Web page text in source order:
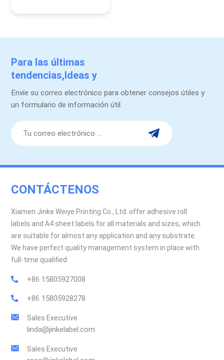
Para las últimas
tendencias,Ideas y
promociones.
Envíe su correo electrónico para obtener consejos útiles y
un formulario de información útil.
CONTÁCTENOS
Xiamen Jinke Weiye Printing Co., Ltd. offer adhesive roll
labels and A4 sheet labels for all materials and sizes, which
are suitable for almost any application and any substrate.
We have perfect quality management system in place with
full-time qualified
+86 15805927008
+86 15805928278
Sales Executive
linda@jinkelabel.com
Sales Executive